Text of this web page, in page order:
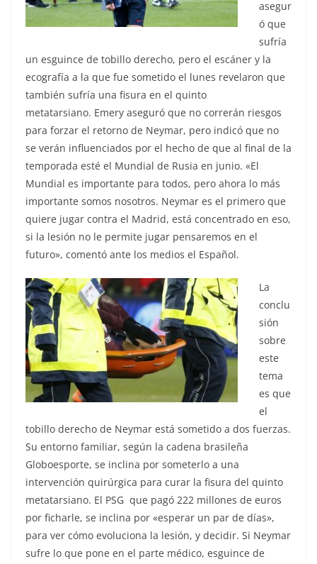
asegur
ó que
sufría
un esguince de tobillo derecho, pero el escáner y la
ecografía a la que fue sometido el lunes revelaron que
también sufría una fisura en el quinto
metatarsiano. Emery aseguró que no correrán riesgos
para forzar el retorno de Neymar, pero indicó que no
se verán influenciados por el hecho de que al final de la
temporada esté el Mundial de Rusia en junio. «El
Mundial es importante para todos, pero ahora lo más
importante somos nosotros. Neymar es el primero que
quiere jugar contra el Madrid, está concentrado en eso,
si la lesión no le permite jugar pensaremos en el
futuro», comentó ante los medios el Español.
La
conclu
sión
sobre
este
tema
es que
el
tobillo derecho de Neymar está sometido a dos fuerzas.
Su entorno familiar, según la cadena brasileña
Globoesporte, se inclina por someterlo a una
intervención quirúrgica para curar la fisura del quinto
metatarsiano. El PSG que pagó 222 millones de euros
por ficharle, se inclina por «esperar un par de días»,
para ver cómo evoluciona la lesión, y decidir. Si Neymar
sufre lo que pone en el parte médico, esguince de